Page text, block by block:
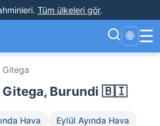
. Tüm ülkeleri gör.
🌐 ☰
Gitega
Gitega, Burundi 🇧🇮
Hava
Eylül Ayında Hava